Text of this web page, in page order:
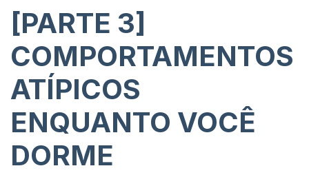
[PARTE 3]
COMPORTAMENTOS
ATÍPICOS
ENQUANTO VOCÊ
DORME